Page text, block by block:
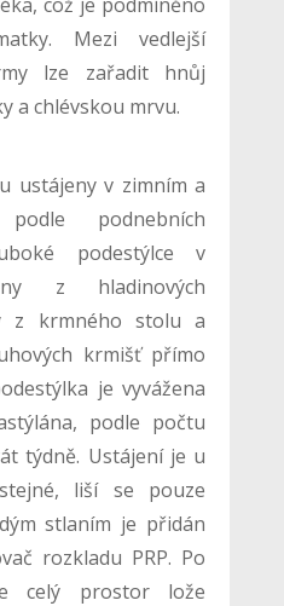
Mezi vedlejší
lze zařadit hnůj
a chlévskou mrvu.
ustájeny v zimním a
podnebních
podestýlce v
z hladinových
z krmného stolu a
krmišť přímo
je vyvážena
podle počtu
týdně. Ustájení je u
liší se pouze
stlaním je přidán
rozkladu PRP. Po
celý prostor lože